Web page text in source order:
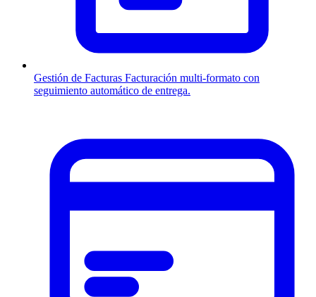
Gestión de Facturas Facturación multi-formato con
seguimiento automático de entrega.